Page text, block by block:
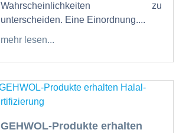
Wahrscheinlichkeiten zu
unterscheiden. Eine Einordnung....
mehr lesen...
GEHWOL-Produkte erhalten